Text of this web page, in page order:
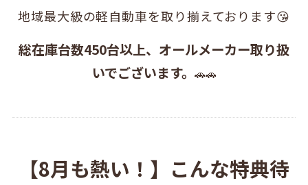
地域最大級の軽自動車を取り揃えております😘
総在庫台数450台以上、オールメーカー取り扱
いでございます。 🚗🚗
【8月も熱い！】こんな特典待